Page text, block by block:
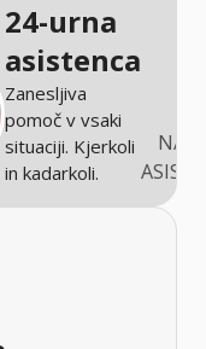
24-urna
asistenca
Zanesljiva
pomoč v vsaki
situaciji. Kjerkoli
in kadarkoli.